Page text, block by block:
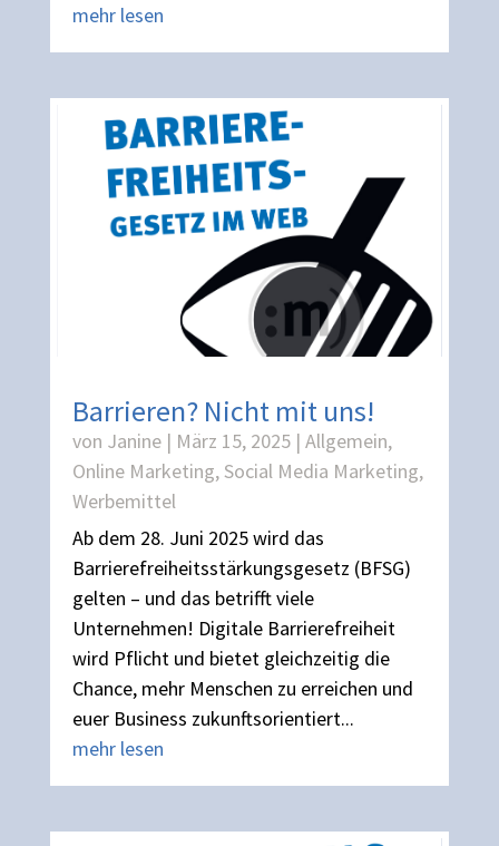
mehr lesen
Barrieren? Nicht mit uns!
von Janine| März 15, 2025| Allgemein,
Online Marketing,Social Media Marketing,
Werbemittel
Ab dem 28. Juni 2025 wird das
Barrierefreiheitsstärkungsgesetz (BFSG)
gelten – und das betrifft viele
Unternehmen! Digitale Barrierefreiheit
wird Pflicht und bietet gleichzeitig die
Chance, mehr Menschen zu erreichen und
euer Business zukunftsorientiert...
mehr lesen